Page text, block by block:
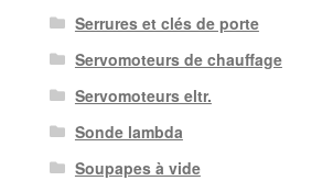
Serrures et clés de porte
Servomoteurs de chauffage
Servomoteurs eltr.
Sonde lambda
Soupapes à vide